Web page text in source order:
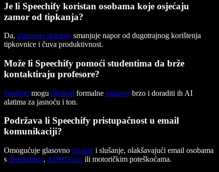
Je li Speechify koristan osobama koje osjećaju
zamor od tipkanja?
Da, glasovno tipkanje smanjuje napor od dugotrajnog korištenja
tipkovnice i čuva produktivnost.
Može li Speechify pomoći studentima da brže
kontaktiraju profesore?
Studenti mogu diktirati formalne mailove brzo i doraditi ih AI
alatima za jasnoću i ton.
Podržava li Speechify pristupačnost u email
komunikaciji?
Omogućuje glasovno pisanje i slušanje, olakšavajući email osobama
s disleksijom, ADHD-om ili motoričkim poteškoćama.